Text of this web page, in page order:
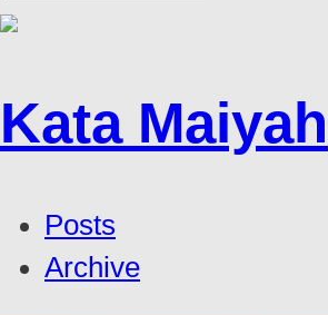
Kata Maiyah
Posts
Archive